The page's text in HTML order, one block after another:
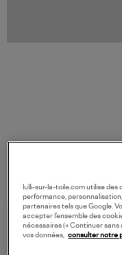
lulli-sur-la-toile.com utilise des
performance,
partenaires tels que Google.
accepter l’ensemble des
nécessaires (« Continuer sans
vos données,
consulter notre